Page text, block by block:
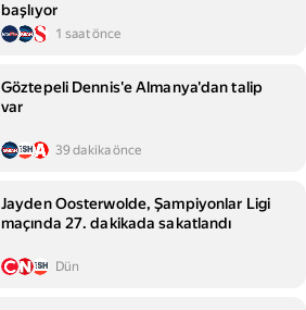
başlıyor
1 saat önce
Göztepeli Dennis'e Almanya'dan talip
var
39 dakika önce
Jayden Oosterwolde, Şampiyonlar Ligi
maçında 27. dakikada sakatlandı
Dün